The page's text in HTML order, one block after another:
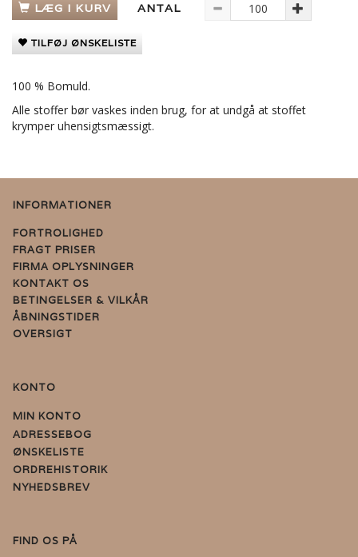
LÆG I KURV ANTAL
TILFØJ ØNSKELISTE
100 % Bomuld.
Alle stoffer bør vaskes inden brug, for at undgå at stoffet
krymper uhensigtsmæssigt.
INFORMATIONER
FORTROLIGHED
FRAGT PRISER
FIRMA OPLYSNINGER
KONTAKT OS
BETINGELSER & VILKÅR
ÅBNINGSTIDER
OVERSIGT
KONTO
MIN KONTO
ADRESSEBOG
ØNSKELISTE
ORDREHISTORIK
NYHEDSBREV
FIND OS PÅ